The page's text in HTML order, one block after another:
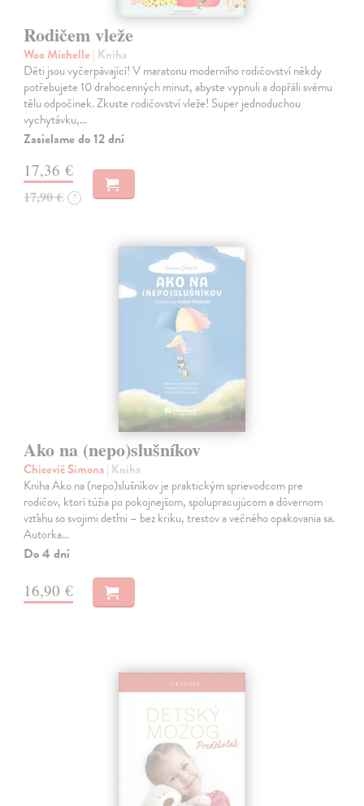
Rodičem vleže
Woo Michelle | Kniha
Děti jsou vyčerpávající! V maratonu moderního rodičovství někdy
potřebujete 10 drahocenných minut, abyste vypnuli a dopřáli svému
tělu odpočinek. Zkuste rodičovství vleže! Super jednoduchou
vychytávku,…
Zasielame do 12 dní
17,36 €
17,90 € ?
Ako na (nepo)slušníkov
Chicevič Simona| Kniha
Kniha Ako na (nepo)slušníkov je praktickým sprievodcom pre
rodičov, ktorí túžia po pokojnejšom, spolupracujúcom a dôvernom
vzťahu so svojimi deťmi – bez kriku, trestov a večného opakovania sa.
Autorka…
Do 4 dní
16,90 €